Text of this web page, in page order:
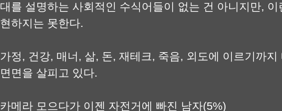
대를 설명하는 사회적인 수식어들이 없는 건 아니지만,
현하지는 못한다.
가정, 건강, 매너, 삶, 돈, 재테크, 죽음, 외도에 이르기까
면면을 살피고 있다.
카메라 모으다가 이젠 자전거에 빠진 남자(5%)